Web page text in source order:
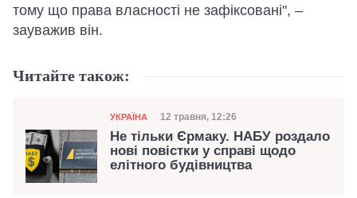
тому що права власності не зафіксовані", –
зауважив він.
Читайте також:
Категорія
УКРАЇНА Дата публікації
12 травня, 12:26
Не тільки Єрмаку. НАБУ роздало
нові повістки у справі щодо
елітного будівництва